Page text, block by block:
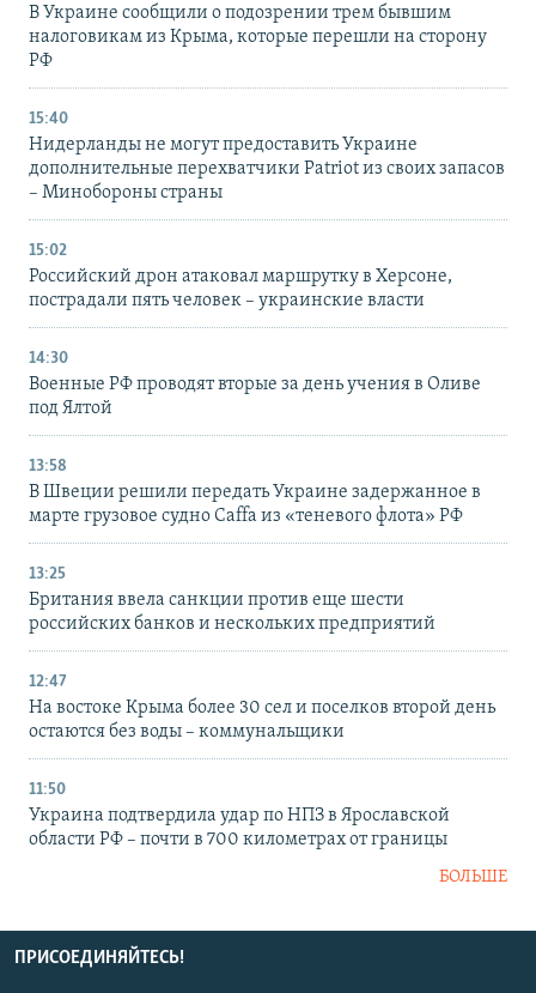
В Украине сообщили о подозрении трем бывшим
налоговикам из Крыма, которые перешли на сторону
РФ
15:40
Нидерланды не могут предоставить Украине
дополнительные перехватчики Patriot из своих запасов
– Минобороны страны
15:02
Российский дрон атаковал маршрутку в Херсоне,
пострадали пять человек – украинские власти
14:30
Военные РФ проводят вторые за день учения в Оливе
под Ялтой
13:58
В Швеции решили передать Украине задержанное в
марте грузовое судно Caffa из «теневого флота» РФ
13:25
Британия ввела санкции против еще шести
российских банков и нескольких предприятий
12:47
На востоке Крыма более 30 сел и поселков второй день
остаются без воды – коммунальщики
11:50
Украина подтвердила удар по НПЗ в Ярославской
области РФ – почти в 700 километрах от границы
БОЛЬШЕ
ПРИСОЕДИНЯЙТЕСЬ!